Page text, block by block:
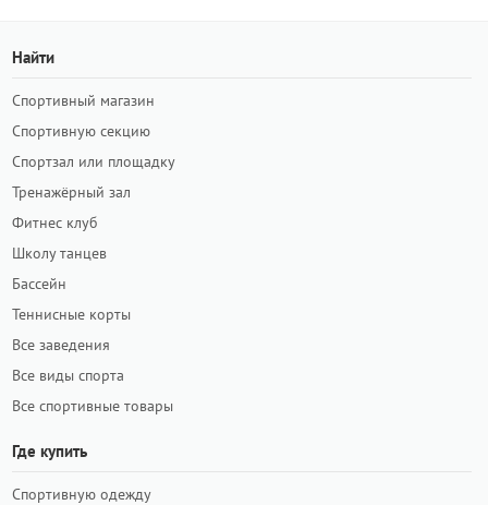
Найти
Спортивный магазин
Спортивную секцию
Спортзал или площадку
Тренажёрный зал
Фитнес клуб
Школу танцев
Бассейн
Теннисные корты
Все заведения
Все виды спорта
Все спортивные товары
Где купить
Спортивную одежду